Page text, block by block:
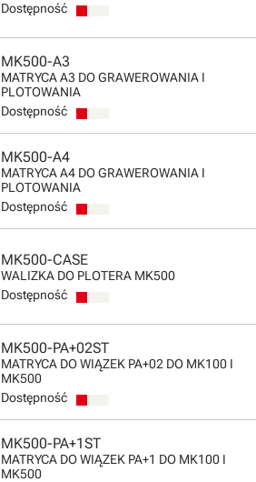
Dostępność
MK500-A3
MATRYCA A3 DO GRAWEROWANIA I
PLOTOWANIA
Dostępność
MK500-A4
MATRYCA A4 DO GRAWEROWANIA I
PLOTOWANIA
Dostępność
MK500-CASE
WALIZKA DO PLOTERA MK500
Dostępność
MK500-PA+02ST
MATRYCA DO WIĄZEK PA+02 DO MK100 I
MK500
Dostępność
MK500-PA+1ST
MATRYCA DO WIĄZEK PA+1 DO MK100 I
MK500